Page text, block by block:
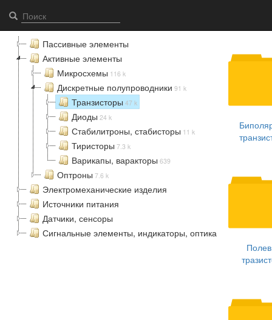
Транзисторы - Elcomps.com
Пассивные элементы
Активные элементы
Микросхемы 116 k
Дискретные полупроводники 91 k
Транзисторы 47 k
Диоды 24 k
Стабилитроны, стабисторы 11 k
Тиристоры 7.3 k
Варикапы, варакторы 639
Оптроны 7.6 k
Электромеханические изделия
Источники питания
Датчики, сенсоры
Сигнальные элементы, индикаторы, оптика